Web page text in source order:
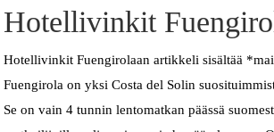
Hotellivinkit
Hotellivinkit Fuengirolaan artikkeli sisältää
Fuengirola on yksi Costa del Solin
Se on vain 4 tunnin lentomatkan päässä